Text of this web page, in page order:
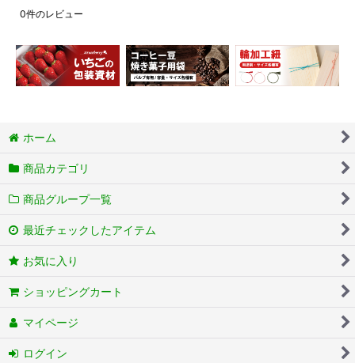
0件のレビュー
ホーム
商品カテゴリ
商品グループ一覧
最近チェックしたアイテム
お気に入り
ショッピングカート
マイページ
ログイン